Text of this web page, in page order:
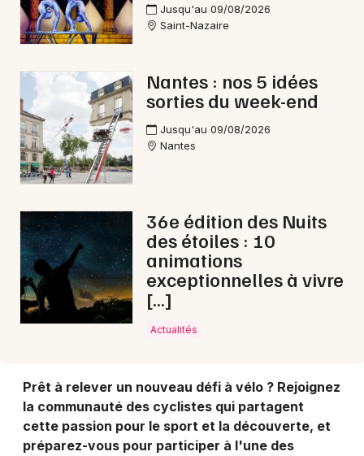
44 - Loire-Atlantique
Choisir mes départements
Mon email
Je m'abonne
Jusqu'au 09/08/2026
Saint-Nazaire
Nantes : nos 5 idées
sorties du week-end
Jusqu'au 09/08/2026
Nantes
36e édition des Nuits
des étoiles : 10
animations
exceptionnelles à vivre
[…]
Actualités
Prêt à relever un nouveau défi à vélo ? Rejoignez
la communauté des cyclistes qui partagent
cette passion pour le sport et la découverte, et
préparez-vous pour participer à l'une des